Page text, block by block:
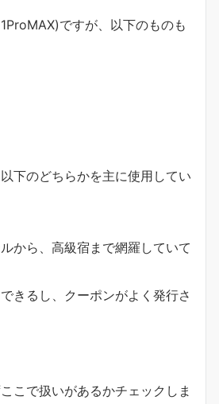
ですが、以下のものも
下のどちらかを主に使用してい
から、高級宿まで網羅していて
きるし、クーポンがよく発行さ
こで扱いがあるかチェックしま